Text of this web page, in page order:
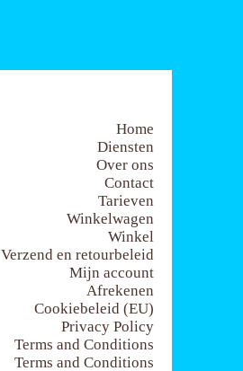
Home
Diensten
Over ons
Contact
Tarieven
Winkelwagen
Winkel
Verzend en retourbeleid
Mijn account
Afrekenen
Cookiebeleid (EU)
Privacy Policy
Terms and Conditions
Terms and Conditions